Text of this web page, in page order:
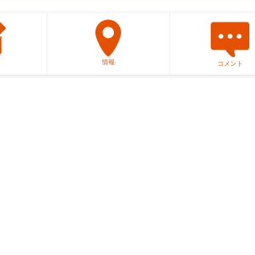
情報 コメント